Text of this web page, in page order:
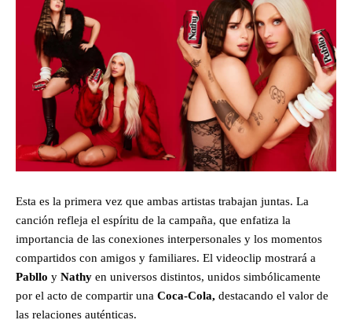
Esta es la primera vez que ambas artistas trabajan juntas. La
canción refleja el espíritu de la campaña, que enfatiza la
importancia de las conexiones interpersonales y los momentos
compartidos con amigos y familiares. El videoclip mostrará a
Pabllo y Nathy en universos distintos, unidos simbólicamente
por el acto de compartir una Coca-Cola, destacando el valor de
las relaciones auténticas.